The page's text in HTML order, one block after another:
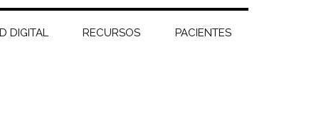
DIGITAL RECURSOS PACIENTES